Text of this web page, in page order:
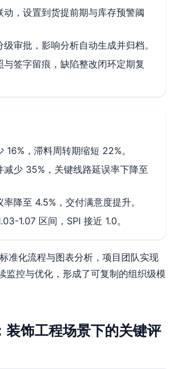
动，设置到货提前期与库存预警阈
审批，影响分析自动生成并归档。
与签字留痕，缺陷整改闭环定期复
16%，滞料周转期缩短 22%。
减少 35%，关键线路延误率下降至
降至 4.5%，交付满意度提升。
1.07 区间，SPI 接近 1.0。
准化流程与图表分析，项目团队实现
监控与优化，形成了可复制的组织级模
装饰工程场景下的关键评